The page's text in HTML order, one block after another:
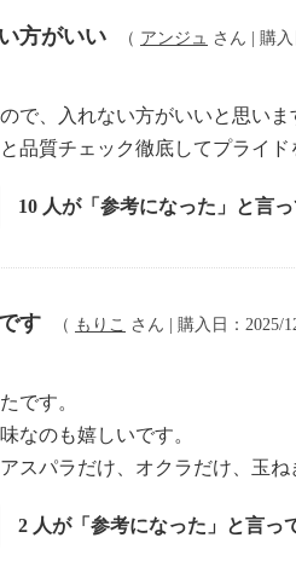
方がいい （ アンジュ さん | 購入
で、入れない方がいいと思いま
品質チェック徹底してプライド
10 人が「参考になった」と言
す （ もりこ さん | 購入日：2025/
です。
なのも嬉しいです。
スパラだけ、オクラだけ、玉
2 人が「参考になった」と言っ